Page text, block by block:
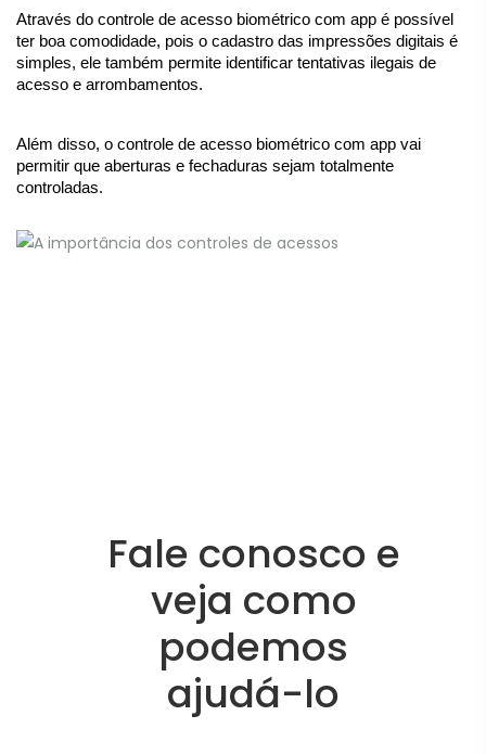
Através do controle de acesso biométrico com app é possível
ter boa comodidade, pois o cadastro das impressões digitais é
simples, ele também permite identificar tentativas ilegais de
acesso e arrombamentos.
Além disso, o controle de acesso biométrico com app vai
permitir que aberturas e fechaduras sejam totalmente
controladas.
Fale conosco e
veja como
podemos
ajudá-lo